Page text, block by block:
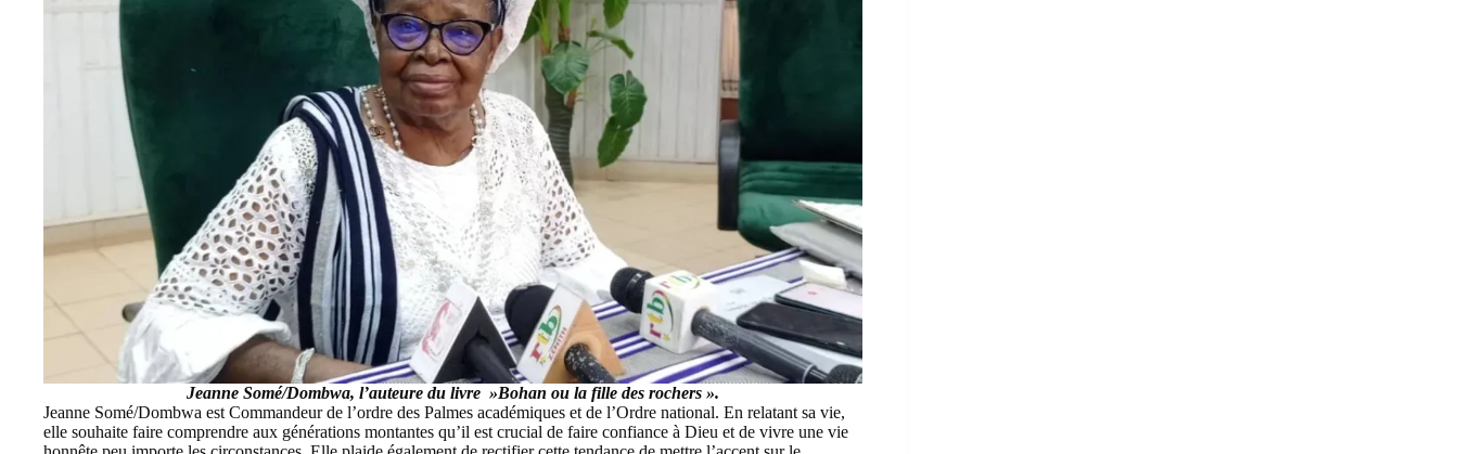
Jeanne Somé/Dombwa, l’auteure du livre »Bohan ou la fille des rochers ».
Jeanne Somé/Dombwa est Commandeur de l’ordre des Palmes académiques et de l’Ordre national. En relatant sa vie,
elle souhaite faire comprendre aux générations montantes qu’il est crucial de faire confiance à Dieu et de vivre une vie